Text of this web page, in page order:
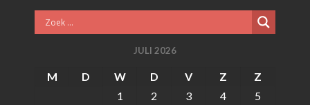
JULI 2026
M D W D V Z
Z
1
2 3 4
5